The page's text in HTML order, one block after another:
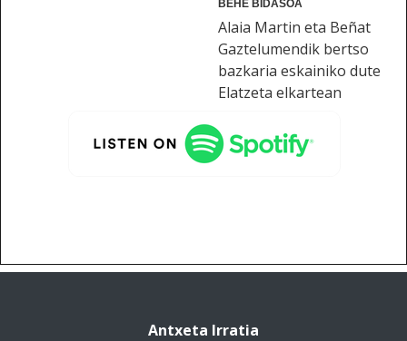
BEHE BIDASOA
Alaia Martin eta Beñat
Gaztelumendik bertso
bazkaria eskainiko dute
Elatzeta elkartean
Antxeta Irratia